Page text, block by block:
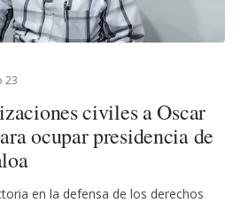
23
civiles a Oscar
ocupar presidencia de
en la defensa de los derechos